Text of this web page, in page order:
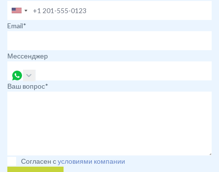
Email*
Мессенджер
Ваш вопрос*
Согласен сусловиями компании